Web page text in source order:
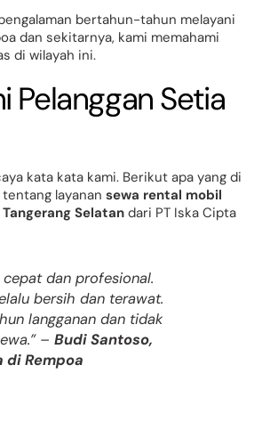
bertahun-tahun melayani
dan sekitarnya, kami memahami
di wilayah ini.
Pelanggan Setia
kata kata kami. Berikut apa yang di
tentang layanansewa rental mobil
Selatan dari PT Iska Cipta
cepat dan profesional.
bersih dan terawat.
langganan dan tidak
– Budi Santoso,
di Rempoa